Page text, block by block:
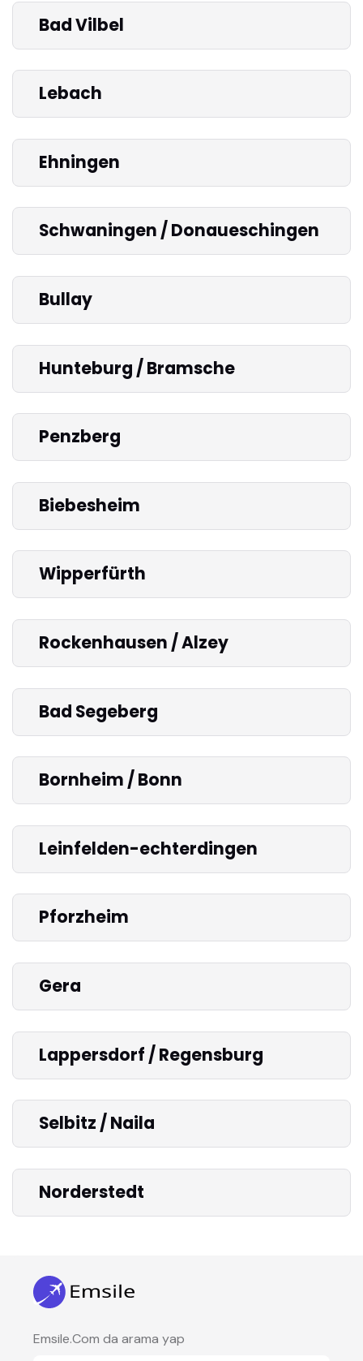
Bad Vilbel
Lebach
Ehningen
Schwaningen / Donaueschingen
Bullay
Hunteburg / Bramsche
Penzberg
Biebesheim
Wipperfürth
Rockenhausen / Alzey
Bad Segeberg
Bornheim / Bonn
Leinfelden-echterdingen
Pforzheim
Gera
Lappersdorf / Regensburg
Selbitz / Naila
Norderstedt
Emsile.Com da arama yap